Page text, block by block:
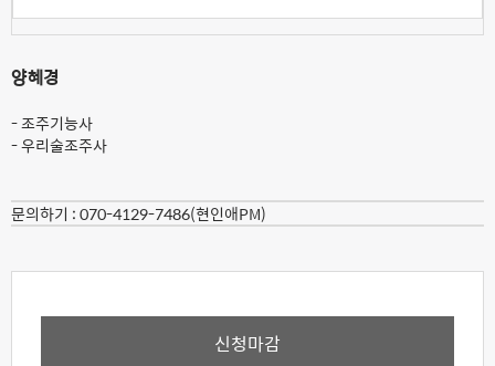
양혜경
- 조주기능사
- 우리술조주사
문의하기 :070-4129-7486(현인애PM)
신청마감